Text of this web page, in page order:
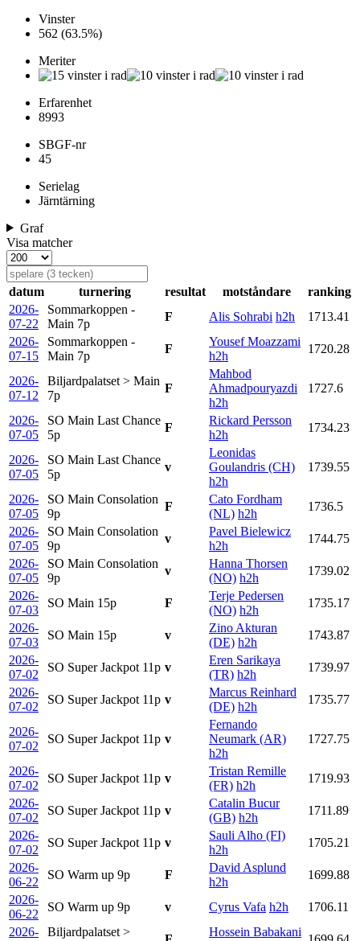
Vinster
562 (63.5%)
Meriter
Erfarenhet
8993
SBGF-nr
45
Serielag
Järntärning
Graf
Visa matcher
datum turnering resultat motståndare
ranking
2026-
07-22
Sommarkoppen -
Main 7p
F Alis Sohrabi h2h
1713.41
2026-
07-15
Sommarkoppen -
Main 7p
F
Yousef Moazzami
h2h
1720.28
2026-
07-12
Biljardpalatset > Main
7p
F
Mahbod
Ahmadpouryazdi
h2h
1727.6
2026-
07-05
SO Main Last Chance
5p
F
Rickard Persson
h2h
1734.23
2026-
07-05
SO Main Last Chance
5p
v
Leonidas
Goulandris (CH)
h2h
1739.55
2026-
07-05
SO Main Consolation
9p
F
Cato Fordham
(NL) h2h
1736.5
2026-
07-05
SO Main Consolation
9p
v
Pavel Bielewicz
h2h
1744.75
2026-
07-05
SO Main Consolation
9p
v
Hanna Thorsen
(NO) h2h
1739.02
2026-
07-03
SO Main 15p F
Terje Pedersen
(NO) h2h
1735.17
2026-
07-03
SO Main 15p v
Zino Akturan
(DE) h2h
1743.87
2026-
07-02
SO Super Jackpot 11p v
Eren Sarikaya
(TR) h2h
1739.97
2026-
07-02
SO Super Jackpot 11p v
Marcus Reinhard
(DE) h2h
1735.77
2026-
07-02
SO Super Jackpot 11p v
Fernando
Neumark (AR)
h2h
1727.75
2026-
07-02
SO Super Jackpot 11p v
Tristan Remille
(FR) h2h
1719.93
2026-
07-02
SO Super Jackpot 11p v
Catalin Bucur
(GB) h2h
1711.89
2026-
07-02
SO Super Jackpot 11p v
Sauli Alho (FI)
h2h
1705.21
2026-
06-22
SO Warm up 9p F
David Asplund
h2h
1699.88
2026-
06-22
SO Warm up 9p v Cyrus Vafa h2h
1706.11
2026-
Biljardpalatset >
Hossein Babakani